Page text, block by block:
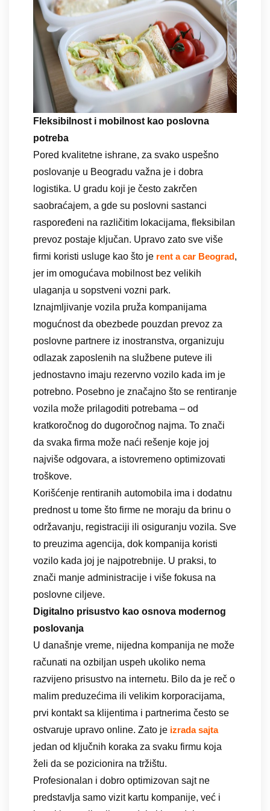
Fleksibilnost i mobilnost kao poslovna
potreba
Pored kvalitetne ishrane, za svako uspešno
poslovanje u Beogradu važna je i dobra
logistika. U gradu koji je često zakrčen
saobraćajem, a gde su poslovni sastanci
raspoređeni na različitim lokacijama, fleksibilan
prevoz postaje ključan. Upravo zato sve više
firmi koristi usluge kao što je rent a car Beograd ,
jer im omogućava mobilnost bez velikih
ulaganja u sopstveni vozni park.
Iznajmljivanje vozila pruža kompanijama
mogućnost da obezbede pouzdan prevoz za
poslovne partnere iz inostranstva, organizuju
odlazak zaposlenih na službene puteve ili
jednostavno imaju rezervno vozilo kada im je
potrebno. Posebno je značajno što se rentiranje
vozila može prilagoditi potrebama – od
kratkoročnog do dugoročnog najma. To znači
da svaka firma može naći rešenje koje joj
najviše odgovara, a istovremeno optimizovati
troškove.
Korišćenje rentiranih automobila ima i dodatnu
prednost u tome što firme ne moraju da brinu o
održavanju, registraciji ili osiguranju vozila. Sve
to preuzima agencija, dok kompanija koristi
vozilo kada joj je najpotrebnije. U praksi, to
znači manje administracije i više fokusa na
poslovne ciljeve.
Digitalno prisustvo kao osnova modernog
poslovanja
U današnje vreme, nijedna kompanija ne može
računati na ozbiljan uspeh ukoliko nema
razvijeno prisustvo na internetu. Bilo da je reč o
malim preduzećima ili velikim korporacijama,
prvi kontakt sa klijentima i partnerima često se
ostvaruje upravo online. Zato je izrada sajta
jedan od ključnih koraka za svaku firmu koja
želi da se pozicionira na tržištu.
Profesionalan i dobro optimizovan sajt ne
predstavlja samo vizit kartu kompanije, već i